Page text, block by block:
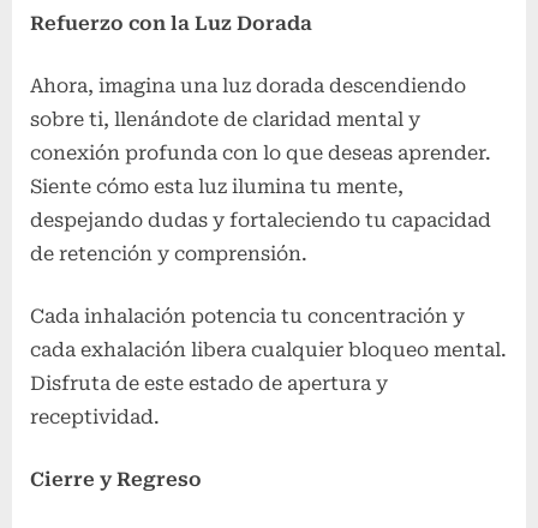
Refuerzo con la Luz Dorada
Ahora, imagina una luz dorada descendiendo
sobre ti, llenándote de claridad mental y
conexión profunda con lo que deseas aprender.
Siente cómo esta luz ilumina tu mente,
despejando dudas y fortaleciendo tu capacidad
de retención y comprensión.
Cada inhalación potencia tu concentración y
cada exhalación libera cualquier bloqueo mental.
Disfruta de este estado de apertura y
receptividad.
Cierre y Regreso